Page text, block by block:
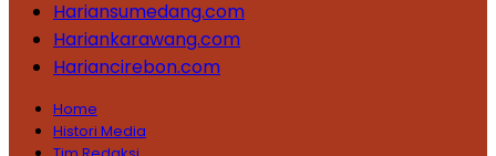
Hariansumedang.com
Hariankarawang.com
Hariancirebon.com
Home
Histori Media